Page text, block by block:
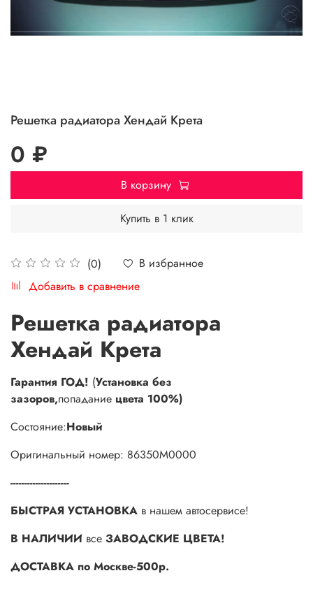
Решетка радиатора Хендай Крета
(0)
В избранное
Добавить в сравнение
0 ₽
В корзину
Купить в 1 клик
Решетка радиатора
Хендай Крета
Гарантия ГОД! (Установка без
зазоров,попадание цвета 100%)
Состояние:Новый
Оригинальный номер: 86350M0000
---------------------
БЫСТРАЯ УСТАНОВКА в нашем автосервисе!
В НАЛИЧИИ все ЗАВОДСКИЕ ЦВЕТА!
ДОСТАВКА по Москве-500р.